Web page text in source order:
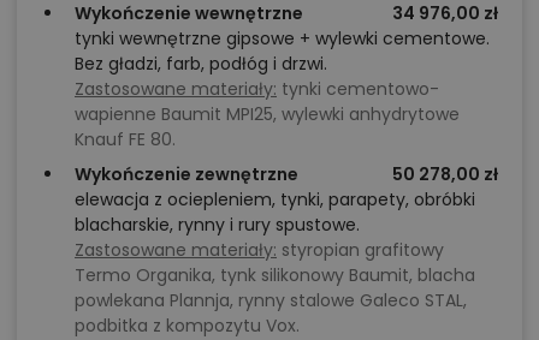
Chcesz uzyskać więcej informacji o tym
projekcie, na przykład:
polecane przez architekta zmiany,
możliwości wprowadzania modyfikacji,
projekty podobne - o zbliżonym układzie lub
parametrach,
optymalizacja kosztów budowy domu według
tego projektu,
informacje szczegółowe - np. wymiary
Wykończenie wewnętrzne
34 976,00 zł
tynki wewnętrzne gipsowe + wylewki cementowe.
Bez gładzi, farb, podłóg i drzwi.
Zastosowane materiały: tynki cementowo-
wapienne Baumit MPI25, wylewki anhydrytowe
Knauf FE 80.
Wykończenie zewnętrzne
50 278,00 zł
elewacja z ociepleniem, tynki, parapety, obróbki
blacharskie, rynny i rury spustowe.
Zastosowane materiały: styropian grafitowy
Termo Organika, tynk silikonowy Baumit, blacha
powlekana Plannja, rynny stalowe Galeco STAL,
podbitka z kompozytu Vox.